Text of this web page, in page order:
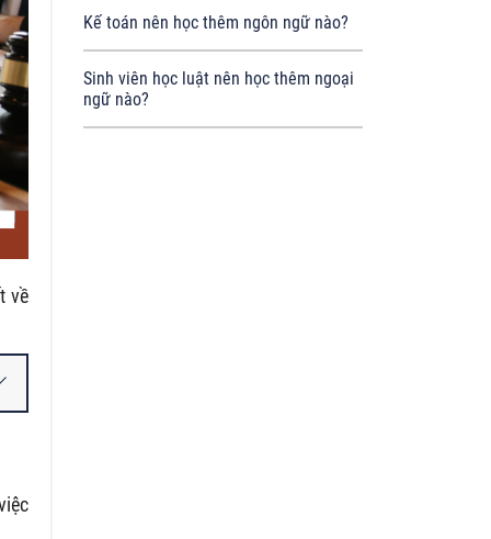
về
Kế toán nên học thêm ngôn ngữ nào?
Sinh viên học luật nên học thêm ngoại
ngữ nào?